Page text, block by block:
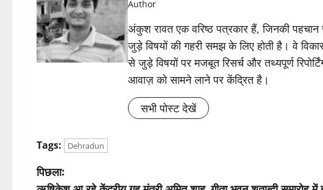
Author
अंकुश रावत एक वरिष्ठ पत्रकार हैं, जिनकी पहचान
जुड़े विषयों की गहरी समझ के लिए होती है। वे
से जुड़े विषयों पर मजबूत रिसर्च और तथ्यपूर्ण
आवाज़ को सामने लाने पर केंद्रित है।
सभी पोस्ट देखें
Tags: Dehradun
पो
पिछला: